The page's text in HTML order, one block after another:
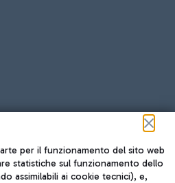
per il funzionamento del sito web
statistiche sul funzionamento dello
assimilabili ai cookie tecnici), e,